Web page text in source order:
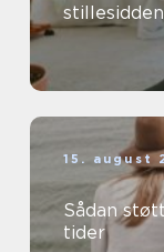
15. august
Sådan
tider